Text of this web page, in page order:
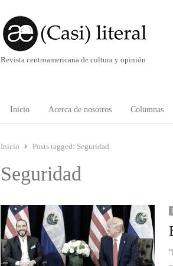
Revista centroamericana de cultura y opinión
Inicio Acerca de nosotros Columnas
Inicio Posts tagged: Seguridad
Seguridad